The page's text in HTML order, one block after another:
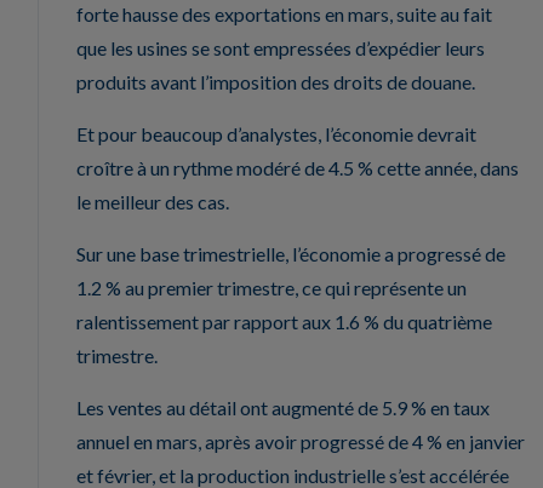
forte hausse des exportations en mars, suite au fait
que les usines se sont empressées d’expédier leurs
produits avant l’imposition des droits de douane.
Et pour beaucoup d’analystes, l’économie devrait
croître à un rythme modéré de 4.5 % cette année, dans
le meilleur des cas.
Sur une base trimestrielle, l’économie a progressé de
1.2 % au premier trimestre, ce qui représente un
ralentissement par rapport aux 1.6 % du quatrième
trimestre.
Les ventes au détail ont augmenté de 5.9 % en taux
annuel en mars, après avoir progressé de 4 % en janvier
et février, et la production industrielle s’est accélérée